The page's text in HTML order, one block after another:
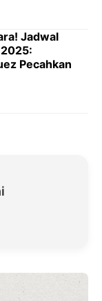
Jadwal
Pecahkan